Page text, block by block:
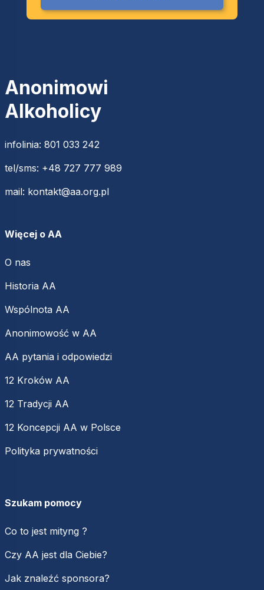
Anonimowi
Alkoholicy
infolinia: 801 033 242
tel/sms: +48 727 777 989
mail: kontakt@aa.org.pl
Więcej o AA
O nas
Historia AA
Wspólnota AA
Anonimowość w AA
AA pytania i odpowiedzi
12 Kroków AA
12 Tradycji AA
12 Koncepcji AA w Polsce
Polityka prywatności
Szukam pomocy
Co to jest mityng ?
Czy AA jest dla Ciebie?
Jak znaleźć sponsora?